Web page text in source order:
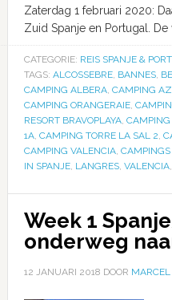
Zaterdag 1 februari 2020:
Zuid Spanje en Portugal. De
CATEGORIE: REIS SPANJE &
TAGS: ALCOSSEBRE, BANNES,
CAMPING ALBERA, CAMPING
CAMPING ORANGERAIE,
RESORT BRAVOPLAYA,
1A, CAMPING TORRE LA SAL 2,
CAMPING VALENCIA,
IN SPANJE, LANGRES, VALENCIA,
Week 1
onderweg
12 JANUARI 2018 DOOR